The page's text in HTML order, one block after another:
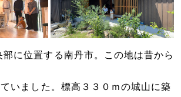
に位置する南丹市。この地は昔から
いました。標高３３０ｍの城山に築